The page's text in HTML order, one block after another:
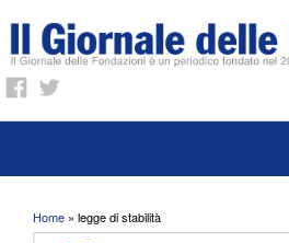
Tu sei qui
Home » legge di stabilità